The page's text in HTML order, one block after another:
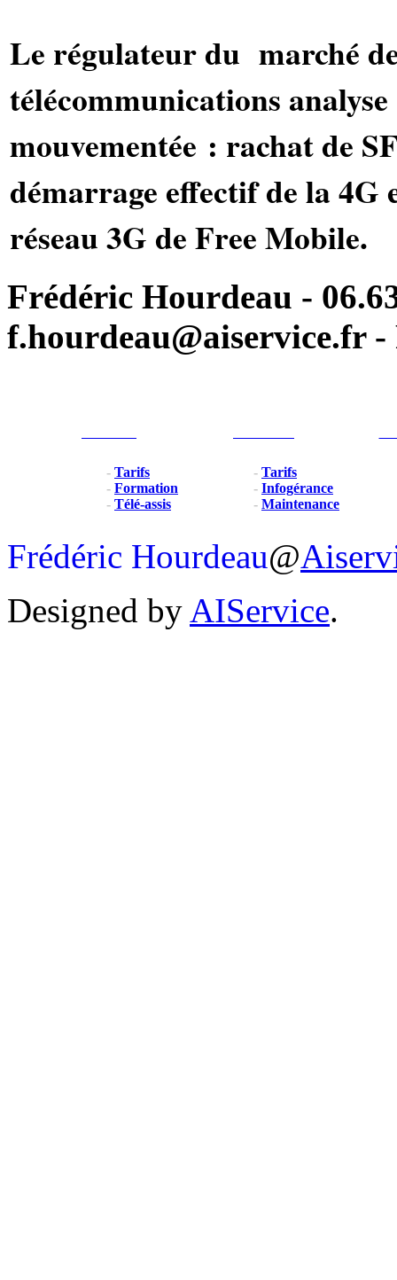
Le régulateur du marché
télécommunications
mouvementée : rachat de
démarrage effectif de la 4G
réseau 3G de Free Mobile.
Frédéric Hourdeau -
f.hourdeau@aiservice.fr -
- Tarifs
- Formation
- Télé-assis
- Tarifs
- Infogérance
- Maintenance
Frédéric Hourdeau@
Designed by AIService.